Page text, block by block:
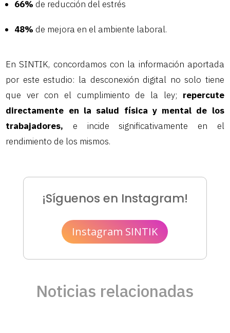
66% de reducción del estrés
48% de mejora en el ambiente laboral.
En SINTIK, concordamos con la información aportada
por este estudio: la desconexión digital no solo tiene
que ver con el cumplimiento de la ley; repercute
directamente en la salud física y mental de los
trabajadores, e incide significativamente en el
rendimiento de los mismos.
¡Síguenos en Instagram!
Instagram SINTIK
Noticias relacionadas